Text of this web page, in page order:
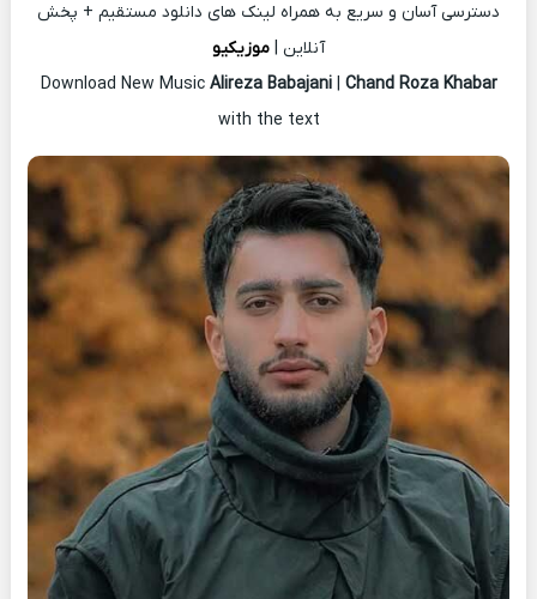
دسترسی آسان و سریع به همراه لینک های دانلود مستقیم + پخش
آنلاین | موزیکیو
Download New Music Alireza Babajani| Chand Roza Khabar
with the text